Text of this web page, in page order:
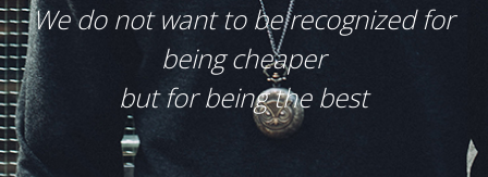
We do not want to be recognized for
being cheaper
but for being the best